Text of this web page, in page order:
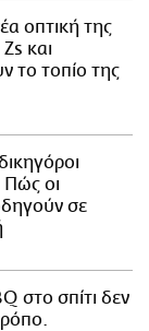
οπτική της
και
το τοπίο της
Πώς οι
σε
στο σπίτι δεν